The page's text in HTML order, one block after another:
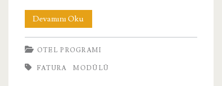
Devamını OkuFatura
Modülü
OTEL PROGRAMI
FATURA MODÜLÜ